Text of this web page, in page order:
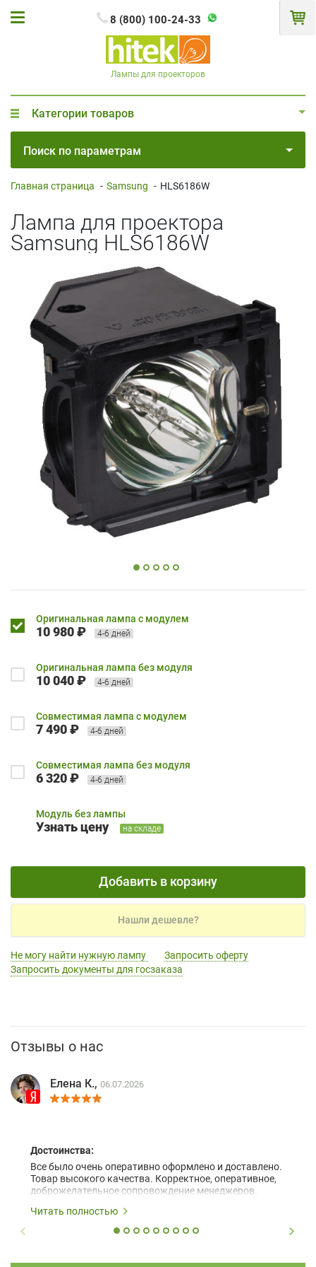
8 (800) 100-24-33
Лампы для проекторов
Категории товаров
Поиск по параметрам
Главная страница - Samsung - HLS6186W
Лампа для проектора
Samsung HLS6186W
Оригинальная лампа с модулем
10 980 ₽ 4-6 дней
Оригинальная лампа без модуля
10 040 ₽ 4-6 дней
Совместимая лампа с модулем
7 490 ₽ 4-6 дней
Совместимая лампа без модуля
6 320 ₽ 4-6 дней
Модуль без лампы
Узнать цену на складе
Добавить в корзину
Нашли дешевле?
Не могу найти нужную лампу
Запросить оферту
Запросить документы для госзаказа
Отзывы о нас
Елена К., 06.07.2026
Достоинства:
Все было очень оперативно оформлено и доставлено.
Товар высокого качества. Корректное, оперативное,
доброжелательное сопровождение менеджеров.
Читать полностью